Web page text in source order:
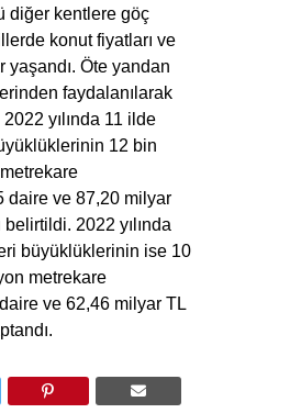
diğer kentlere göç
konut fiyatları ve
yaşandı. Öte yandan
faydalanılarak
yılında 11 ilde
12 bin
daire ve 87,20 milyar
2022 yılında
büyüklüklerinin ise 10
metrekare
ve 62,46 milyar TL